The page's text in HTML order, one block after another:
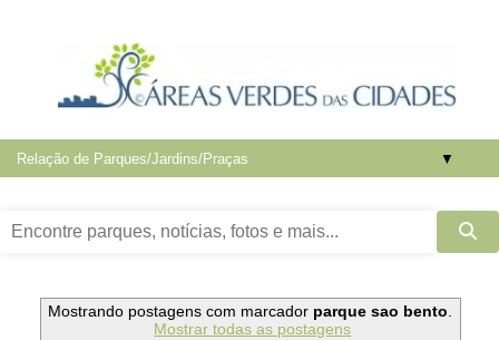
▼
Mostrando postagens com marcador parque sao bento.
Mostrar todas as postagens